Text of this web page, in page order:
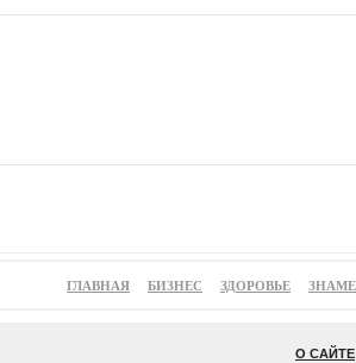
ГЛАВНАЯ БИЗНЕС ЗДОРОВЬЕ
О САЙТЕ